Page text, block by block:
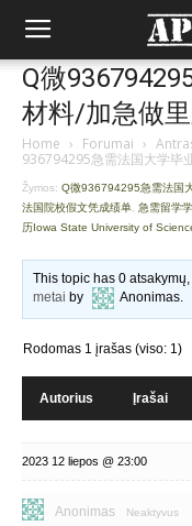
Q微
材料/加急做
Home › Forumai ›
936794295急需法国大学毕
Žymos: Q微936794295急需法国
法国院校假文凭成绩单 急需留学
历Iowa State University of
This topic has 0
metai by Anonimas.
Rodomas 1 įrašas (viso: 1)
Autorius Įrašai
2023 12 liepos @ 23:00
Anonimas Neaktyvus